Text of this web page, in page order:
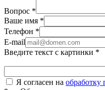
Вопрос *
Ваше имя *
Телефон *
E-mail
Введите текст с картинки *
Я согласен на обработку